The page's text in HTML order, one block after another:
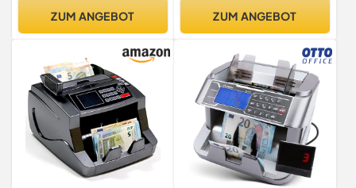
zählt sortierte Banknoten
ZUM ANGEBOT
münzzählmaschine für
U-Bahnen
ZUM ANGEBOT